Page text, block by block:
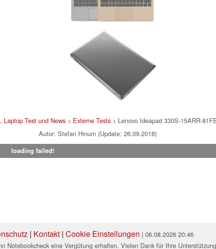
Laptop Test und News > Externe Tests > Lenovo Ideapad 330S-15ARR-
Autor: Stefan Hinum (Update: 26.09.2018)
loading failed!
| Kontakt | Cookie Einstellungen | 06.08.2026 20:46
Notebookcheck eine Vergütung erhalten. Vielen Dank für Ihre